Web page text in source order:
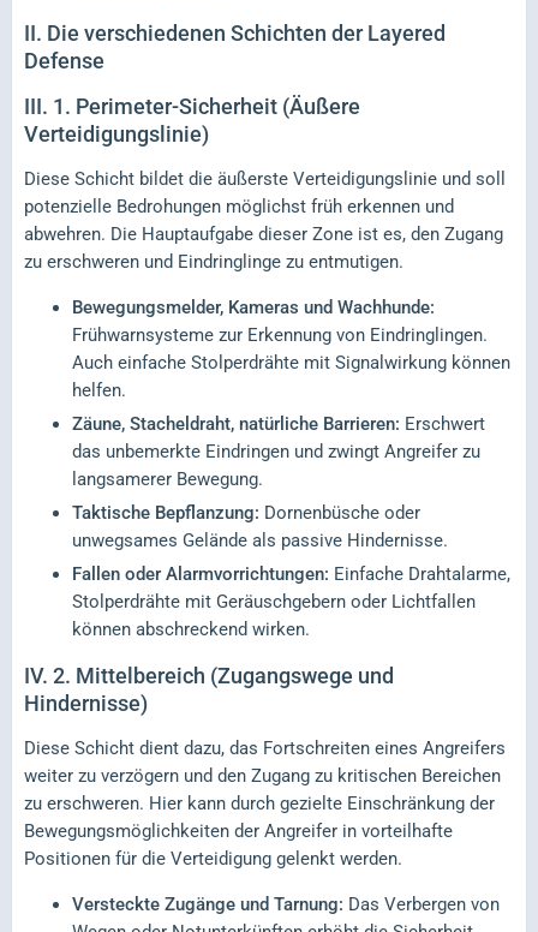
II. Die verschiedenen Schichten der Layered
Defense
III. 1. Perimeter-Sicherheit (Äußere
Verteidigungslinie)
Diese Schicht bildet die äußerste Verteidigungslinie und soll
potenzielle Bedrohungen möglichst früh erkennen und
abwehren. Die Hauptaufgabe dieser Zone ist es, den Zugang
zu erschweren und Eindringlinge zu entmutigen.
Bewegungsmelder, Kameras und Wachhunde:
Frühwarnsysteme zur Erkennung von Eindringlingen.
Auch einfache Stolperdrähte mit Signalwirkung können
helfen.
Zäune, Stacheldraht, natürliche Barrieren: Erschwert
das unbemerkte Eindringen und zwingt Angreifer zu
langsamerer Bewegung.
Taktische Bepflanzung: Dornenbüsche oder
unwegsames Gelände als passive Hindernisse.
Fallen oder Alarmvorrichtungen: Einfache Drahtalarme,
Stolperdrähte mit Geräuschgebern oder Lichtfallen
können abschreckend wirken.
IV. 2. Mittelbereich (Zugangswege und
Hindernisse)
Diese Schicht dient dazu, das Fortschreiten eines Angreifers
weiter zu verzögern und den Zugang zu kritischen Bereichen
zu erschweren. Hier kann durch gezielte Einschränkung der
Bewegungsmöglichkeiten der Angreifer in vorteilhafte
Positionen für die Verteidigung gelenkt werden.
Versteckte Zugänge und Tarnung: Das Verbergen von